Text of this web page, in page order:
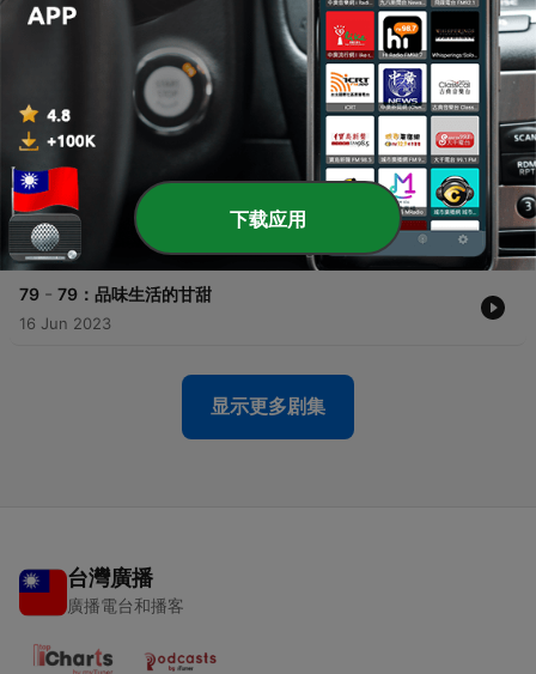
17 Jun 2023
82：心安就是圆满
81 - 83：抓住当下的幸福
17 Jun 2023
80 - 78：无须刻意强求
16 Jun 2023
79 - 79：品味生活的甘甜
16 Jun 2023
显示更多剧集
台灣廣播
廣播電台和播客
下载应用